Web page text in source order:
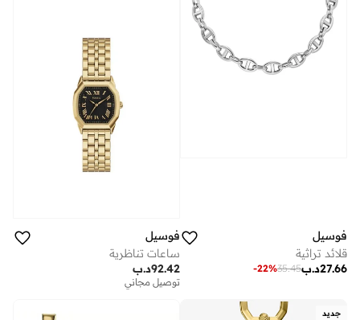
فوسيل
قلائد تراثية
د.ب27.66
35.45
-22%
فوسيل
ساعات تناظرية
د.ب92.42
توصيل مجاني
جديد